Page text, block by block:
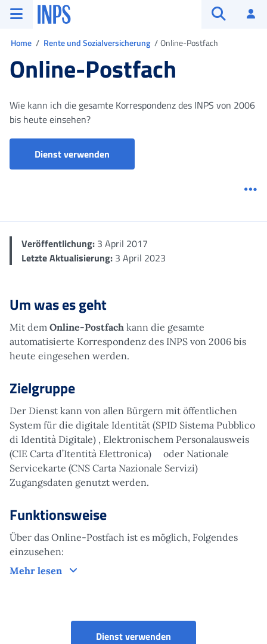
Zum Hauptmenü
Zum Hauptinhalt springen
Zu der Fußzeile
INPS ()
Home Rente und Sozialversicherung Online-Postfach
Online-Postfach
Wie kann ich die gesamte Korrespondenz des INPS von 2006
bis heute einsehen?
Dienst verwenden
Veröffentlichung: 3 April 2017
Letzte Aktualisierung: 3 April 2023
Um was es geht
Mit dem Online-Postfach kann die gesamte
automatisierte Korrespondenz des INPS von 2006 bis
heute eingesehen werden.
Zielgruppe
Der Dienst kann von allen Bürgern mit öffentlichen
System für die digitale Identität (SPID Sistema Pubblico
di Identità Digitale) , Elektronischem Personalausweis
(CIE Carta d’Itentità Elettronica) oder Nationale
Servicekarte (CNS Carta Nazionale Servizi)
Zugangsdaten genutzt werden.
Funktionsweise
Über das Online-Postfach ist es möglich, Folgendes
einzusehen:
Mehr lesen
Funktionsweise
Dienst verwenden